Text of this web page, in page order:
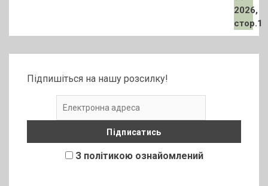
Підпишіться на нашу розсилку!
З політикою ознайомлений